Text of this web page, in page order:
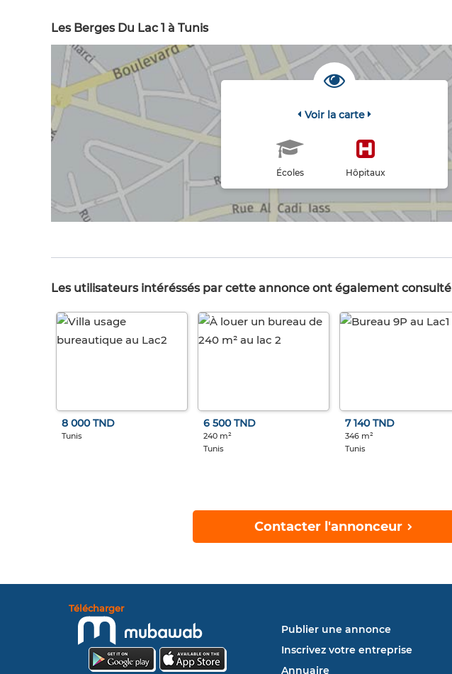
Les Berges Du Lac 1 à Tunis
Voir la carte
Écoles Hôpitaux
Les utilisateurs intéréssés par cette annonce ont également consulté
8 000 TND
Tunis
6 500 TND
240 m²
Tunis
7 140 TND
346 m²
Tunis
Contacter l'annonceur
Télécharger
Publier une annonce
Inscrivez votre entreprise
Annuaire